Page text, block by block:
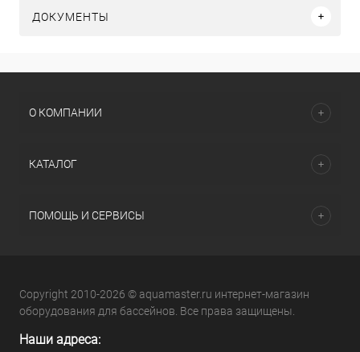
ДОКУМЕНТЫ
О КОМПАНИИ
КАТАЛОГ
ПОМОЩЬ И СЕРВИСЫ
Copyright 2010-2026 © aquamaster.ru интернет-магазин
оборудования для бассейнов. Все права защищены.
Наши адреса: